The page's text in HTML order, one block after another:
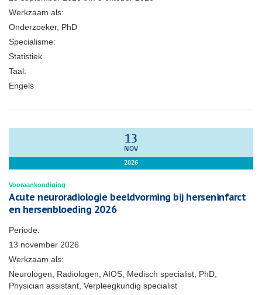
Werkzaam als:
Onderzoeker, PhD
Specialisme:
Statistiek
Taal:
Engels
13
NOV
2026
Vooraankondiging
Acute neuroradiologie beeldvorming bij herseninfarct
en hersenbloeding 2026
Periode:
13 november 2026
Werkzaam als:
Neurologen, Radiologen, AIOS, Medisch specialist, PhD,
Physician assistant, Verpleegkundig specialist